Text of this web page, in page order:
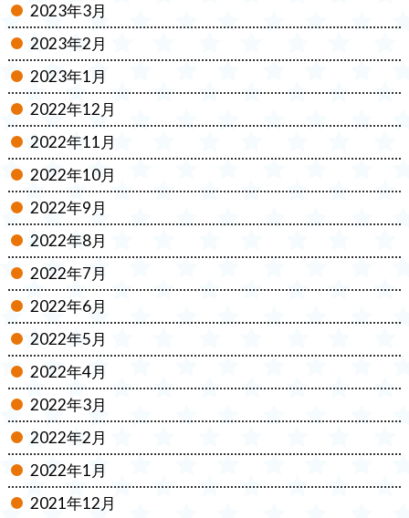
2023年3月
2023年2月
2023年1月
2022年12月
2022年11月
2022年10月
2022年9月
2022年8月
2022年7月
2022年6月
2022年5月
2022年4月
2022年3月
2022年2月
2022年1月
2021年12月